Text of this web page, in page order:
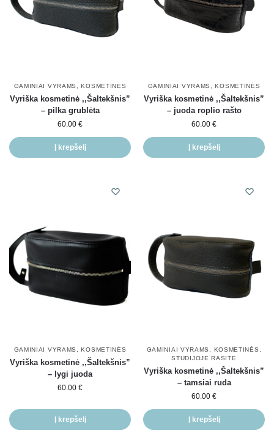
GAMINIAI VYRAMS ,KOSMETINĖS
Vyriška kosmetinė ,,Šaltekšnis”
– pilka grublėta
60.00 €
Į krepšelį
GAMINIAI VYRAMS ,KOSMETINĖS
Vyriška kosmetinė ,,Šaltekšnis”
– juoda roplio rašto
60.00 €
Į krepšelį
GAMINIAI VYRAMS ,KOSMETINĖS
Vyriška kosmetinė ,,Šaltekšnis”
– lygi juoda
60.00 €
Į krepšelį
GAMINIAI VYRAMS KOSMETINĖS
STUDIJOJE RASITE
Vyriška kosmetinė ,,Šaltekšnis”
– tamsiai ruda
60.00 €
Į krepšelį